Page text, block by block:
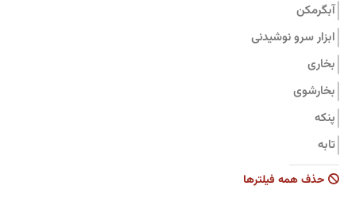
بامبوم
نیچی
پارس استیل
جنرال فیت
آبگرمکن
ابزار سرو نوشیدنی
بخاری
بخارشوی
پنکه
تابه
جاروبرقی
حذف همه فیلترها